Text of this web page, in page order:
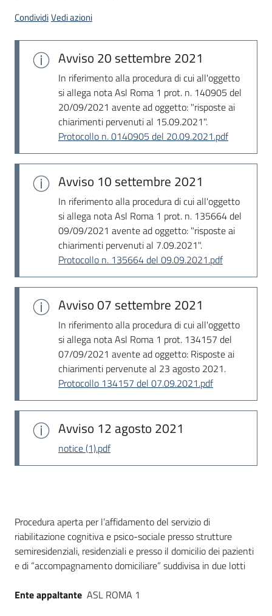
CondividiVedi azioni
Avviso 20 settembre 2021
In riferimento alla procedura di cui all'oggetto
si allega nota Asl Roma 1 prot. n. 140905 del
20/09/2021 avente ad oggetto: "risposte ai
chiarimenti pervenuti al 15.09.2021".
Protocollo n. 0140905 del 20.09.2021.pdf
Avviso 10 settembre 2021
In riferimento alla procedura di cui all'oggetto
si allega nota Asl Roma 1 prot. n. 135664 del
09/09/2021 avente ad oggetto: "risposte ai
chiarimenti pervenuti al 7.09.2021".
Protocollo n. 135664 del 09.09.2021.pdf
Avviso07 settembre 2021
In riferimento alla procedura di cui all'oggetto
si allega nota Asl Roma 1 prot. 134157 del
07/09/2021 avente ad oggetto: Risposte ai
chiarimenti pervenute al 23 agosto 2021.
Protocollo 134157 del 07.09.2021.pdf
Avviso 12 agosto 2021
notice (1).pdf
Dati del bando
Procedura aperta per l’affidamento del servizio di
riabilitazione cognitiva e psico-sociale presso strutture
semiresidenziali, residenziali e presso il domicilio dei pazienti
e di “accompagnamento domiciliare” suddivisa in due lotti
Ente appaltante ASL ROMA 1